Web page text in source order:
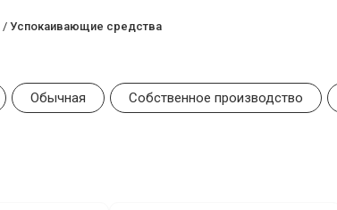
/ Успокаивающие средства
Обычная Собственное производство